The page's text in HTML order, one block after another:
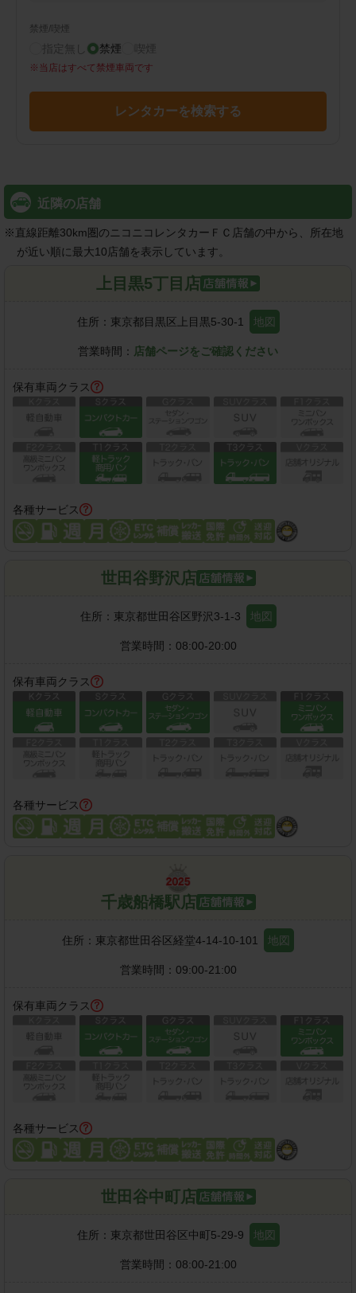
禁煙/喫煙
指定無し 禁煙 喫煙
※ 当店はすべて禁煙車両です
レンタカーを検索する
近隣の店舗
※直線距離30km圏のニコニコレンタカーＦＣ店舗の中から、所在地
が近い順に最大10店舗を表示しています。
上目黒5丁目店
住所： 東京都目黒区上目黒5-30-1 地図
営業時間： 店舗ページをご確認ください
保有車両クラス
各種サービス
世田谷野沢店
住所： 東京都世田谷区野沢3-1-3 地図
営業時間： 08:00-20:00
保有車両クラス
各種サービス
千歳船橋駅店
住所： 東京都世田谷区経堂4-14-10-101 地図
営業時間： 09:00-21:00
保有車両クラス
各種サービス
世田谷中町店
住所： 東京都世田谷区中町5-29-9 地図
営業時間： 08:00-21:00